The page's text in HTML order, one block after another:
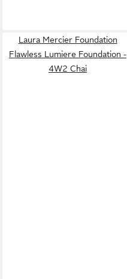
Laura Mercier Foundation
Flawless Lumiere Foundation -
4W2 Chai